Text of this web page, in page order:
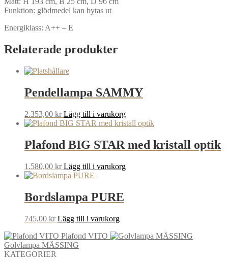
Funktion: glödmedel kan bytas ut
Energiklass: A++ – E
Relaterade produkter
Pendellampa SAMMY
2.353,00 kr Lägg till i varukorg
Plafond BIG STAR med kristall optik
1.580,00 kr Lägg till i varukorg
Bordslampa PURE
745,00 kr Lägg till i varukorg
Plafond VITO
Golvlampa MÄSSING
KATEGORIER